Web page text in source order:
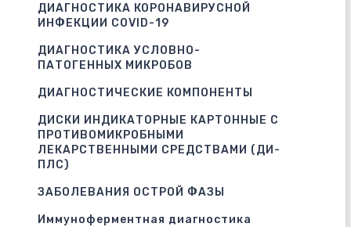
ДИАГНОСТИКА КОРОНАВИРУСНОЙ
ИНФЕКЦИИ COVID-19
ДИАГНОСТИКА УСЛОВНО-
ПАТОГЕННЫХ МИКРОБОВ
ДИАГНОСТИЧЕСКИЕ КОМПОНЕНТЫ
ДИСКИ ИНДИКАТОРНЫЕ КАРТОННЫЕ С
ПРОТИВОМИКРОБНЫМИ
ЛЕКАРСТВЕННЫМИ СРЕДСТВАМИ (ДИ-
ПЛС)
ЗАБОЛЕВАНИЯ ОСТРОЙ ФАЗЫ
Иммуноферментная диагностика